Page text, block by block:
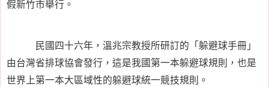
假新竹市舉行。
民國四十六年，溫兆宗教授所研訂的「躲避球手冊」
由台灣省排球協會發行，這是我國第一本躲避球規則，也是
世界上第一本大區域性的躲避球統一競技規則。